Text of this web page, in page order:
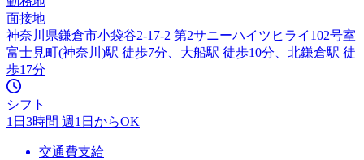
面接地
神奈川県鎌倉市小袋谷2-17-2 第2サニーハイツヒライ102号室
富士見町(神奈川)駅 徒歩7分、大船駅 徒歩10分、北鎌倉駅 徒
歩17分
シフト
1日3時間 週1日からOK
交通費支給